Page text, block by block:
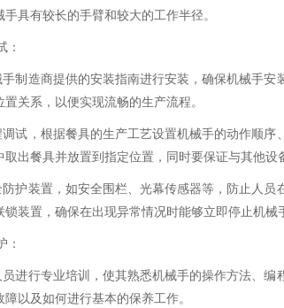
手具有较长的手臂和较大的工作半径。
：
制造商提供的安装指南进行安装，确保机械手安
关系，以便实现流畅的生产流程。
试，根据餐具的生产工艺设置机械手的动作顺序
取出餐具并放置到指定位置，同时要保证与其他设
护装置，如安全围栏、光幕传感器等，防止人员
锁装置，确保在出现异常情况时能够立即停止机械
：
进行专业培训，使其熟悉机械手的操作方法、编
以及如何进行基本的保养工作。